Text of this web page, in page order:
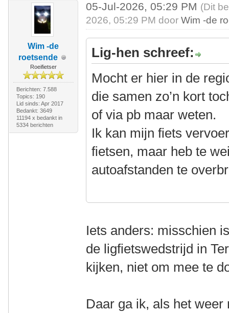
Wim -de
roetsende
Roeifietser
Berichten: 7.588
Topics: 190
Lid sinds: Apr 2017
Bedankt: 3649
11194 x bedankt in
5334 berichten
05-Jul-2026, 05:29 PM (Dit
2026, 05:29 PM doorWim -de
Lig-hen schreef:
Mocht er hier in de
die samen zo’n kort
of via pb maar weten.
Ik kan mijn fiets
fietsen, maar heb te
autoafstanden te
Iets anders: misschien
de ligfietswedstrijd in
kijken, niet om mee te
Daar ga ik, als het